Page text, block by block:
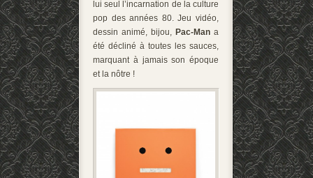
lui seul l’incarnation de la culture
pop des années 80. Jeu vidéo,
dessin animé, bijou, Pac-Man a
été décliné à toutes les sauces,
marquant à jamais son époque
et la nôtre !